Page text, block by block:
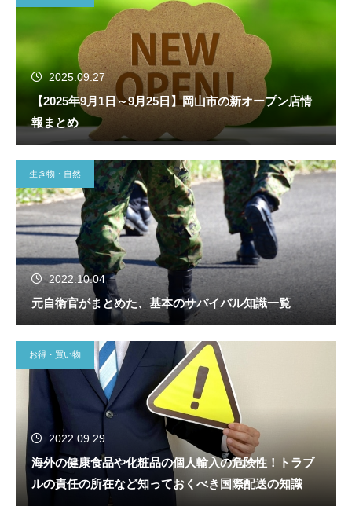
2025.09.27
【2025年9月1日～9月25日】岡山市の新オープン店情
報まとめ
生き物・自然
2022.10.04
元自衛官がまとめた、基本のサバイバル知識一覧
お得・買い物
2022.09.29
海外の健康食品や化粧品の個人輸入の危険性！トラブ
ルの責任の所在など知っておくべき国際配送の知識